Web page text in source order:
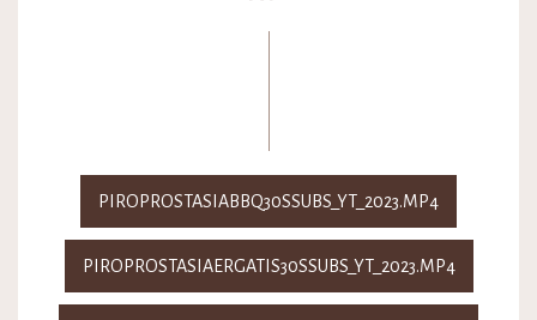
PIROPROSTASIABBQ30SSUBS_YT_2023.MP4
PIROPROSTASIAERGATIS30SSUBS_YT_2023.MP4